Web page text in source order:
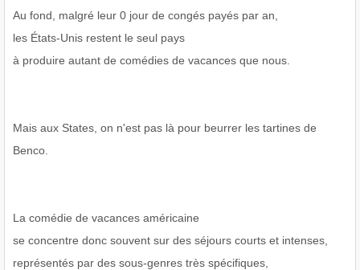
Au fond, malgré leur 0 jour de congés payés par an,
les États-Unis restent le seul pays
à produire autant de comédies de vacances que nous.
Mais aux States, on n'est pas là pour beurrer les tartines de
Benco.
La comédie de vacances américaine
se concentre donc souvent sur des séjours courts et intenses,
représentés par des sous-genres très spécifiques,